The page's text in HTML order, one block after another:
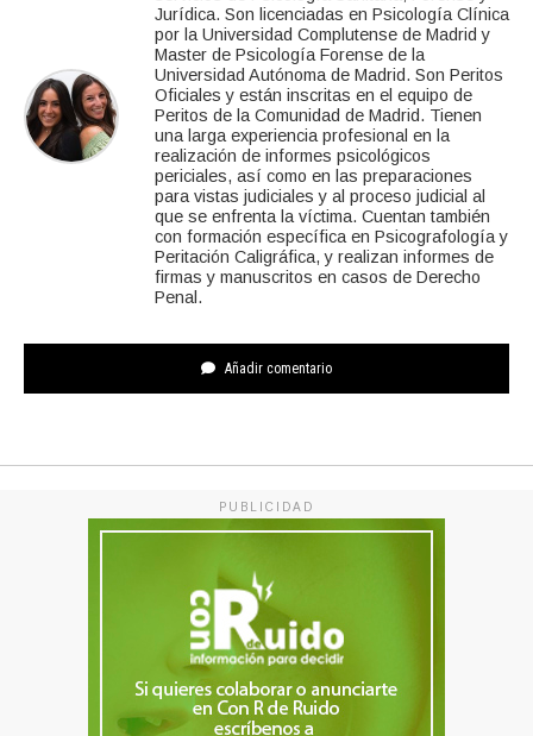
Jurídica. Son licenciadas en Psicología Clínica
por la Universidad Complutense de Madrid y
Master de Psicología Forense de la
Universidad Autónoma de Madrid. Son Peritos
Oficiales y están inscritas en el equipo de
Peritos de la Comunidad de Madrid. Tienen
una larga experiencia profesional en la
realización de informes psicológicos
periciales, así como en las preparaciones
para vistas judiciales y al proceso judicial al
que se enfrenta la víctima. Cuentan también
con formación específica en Psicografología y
Peritación Caligráfica, y realizan informes de
firmas y manuscritos en casos de Derecho
Penal.
Añadir comentario
PUBLICIDAD